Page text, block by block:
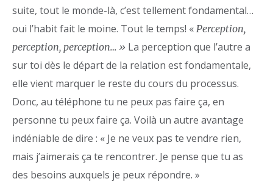
suite, tout le monde-là, c’est tellement fondamental…
oui l’habit fait le moine. Tout le temps! « Perception,
perception, perception… » La perception que l’autre a
sur toi dès le départ de la relation est fondamentale,
elle vient marquer le reste du cours du processus.
Donc, au téléphone tu ne peux pas faire ça, en
personne tu peux faire ça. Voilà un autre avantage
indéniable de dire : « Je ne veux pas te vendre rien,
mais j’aimerais ça te rencontrer. Je pense que tu as
des besoins auxquels je peux répondre. »